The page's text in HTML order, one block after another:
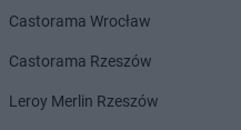
Castorama Wrocław
Castorama Rzeszów
Leroy Merlin Rzeszów